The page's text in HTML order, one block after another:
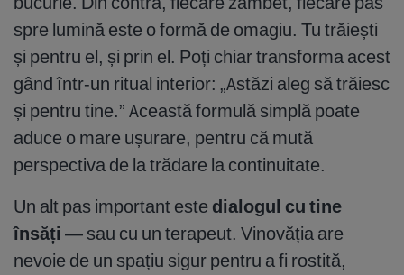
spre lumină este o formă de omagiu. Tu trăiești
și pentru el, și prin el. Poți chiar transforma acest
gând într-un ritual interior: „Astăzi aleg să trăiesc
și pentru tine.” Această formulă simplă poate
aduce o mare ușurare, pentru că mută
perspectiva de la trădare la continuitate.
Un alt pas important este dialogul cu tine
însăți — sau cu un terapeut. Vinovăția are
nevoie de un spațiu sigur pentru a fi rostită,